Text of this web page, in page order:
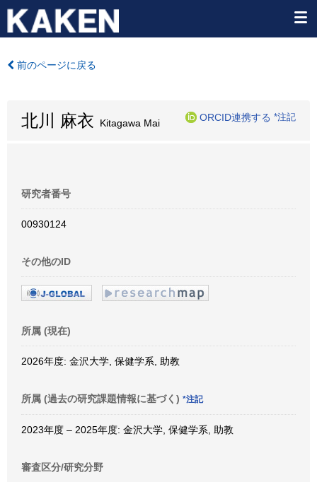
前のページに戻る
北川 麻衣 Kitagawa Mai
ORCID連携する *注記
研究者番号
00930124
その他のID
所属 (現在)
2026年度: 金沢大学, 保健学系, 助教
所属 (過去の研究課題情報に基づく) *注記
2023年度 – 2025年度: 金沢大学, 保健学系, 助教
審査区分/研究分野